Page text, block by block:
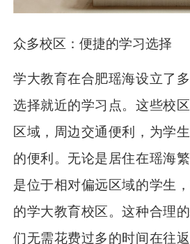
众多校区：便捷的学习选择
学大教育在合肥瑶海设立了
选择就近的学习点。这些校
区域，周边交通便利，为学
的便利。无论是居住在瑶海
是位于相对偏远区域的学生
的学大教育校区。这种合理
们无需花费过多的时间在往